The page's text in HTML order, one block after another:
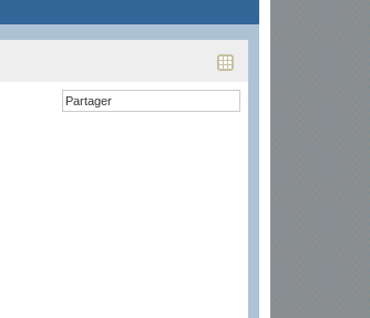
Partager